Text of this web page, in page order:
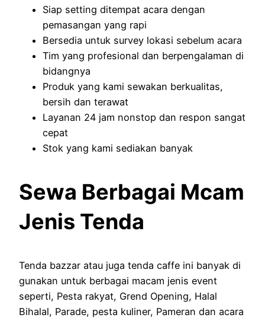
Siap setting ditempat acara dengan
pemasangan yang rapi
Bersedia untuk survey lokasi sebelum acara
Tim yang profesional dan berpengalaman di
bidangnya
Produk yang kami sewakan berkualitas,
bersih dan terawat
Layanan 24 jam nonstop dan respon sangat
cepat
Stok yang kami sediakan banyak
Sewa Berbagai Mcam
Jenis Tenda
Tenda bazzar atau juga tenda caffe ini banyak di
gunakan untuk berbagai macam jenis event
seperti, Pesta rakyat, Grend Opening, Halal
Bihalal, Parade, pesta kuliner, Pameran dan acara